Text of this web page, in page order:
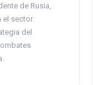
de Rusia,
el sector
del